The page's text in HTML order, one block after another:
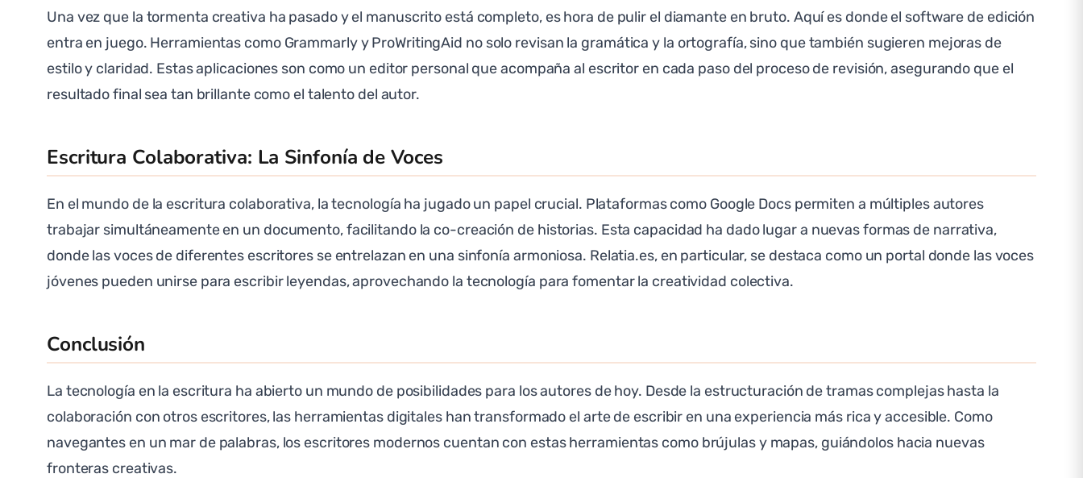
Una vez que la tormenta creativa ha pasado y el manuscrito está completo, es hora de pulir el diamante en bruto. Aquí es donde el software de edición
entra en juego. Herramientas como Grammarly y ProWritingAid no solo revisan la gramática y la ortografía, sino que también sugieren mejoras de
estilo y claridad. Estas aplicaciones son como un editor personal que acompaña al escritor en cada paso del proceso de revisión, asegurando que el
resultado final sea tan brillante como el talento del autor.
Escritura Colaborativa: La Sinfonía de Voces
En el mundo de la escritura colaborativa, la tecnología ha jugado un papel crucial. Plataformas como Google Docs permiten a múltiples autores
trabajar simultáneamente en un documento, facilitando la co-creación de historias. Esta capacidad ha dado lugar a nuevas formas de narrativa,
donde las voces de diferentes escritores se entrelazan en una sinfonía armoniosa. Relatia.es, en particular, se destaca como un portal donde las voces
jóvenes pueden unirse para escribir leyendas, aprovechando la tecnología para fomentar la creatividad colectiva.
Conclusión
La tecnología en la escritura ha abierto un mundo de posibilidades para los autores de hoy. Desde la estructuración de tramas complejas hasta la
colaboración con otros escritores, las herramientas digitales han transformado el arte de escribir en una experiencia más rica y accesible. Como
navegantes en un mar de palabras, los escritores modernos cuentan con estas herramientas como brújulas y mapas, guiándolos hacia nuevas
fronteras creativas.